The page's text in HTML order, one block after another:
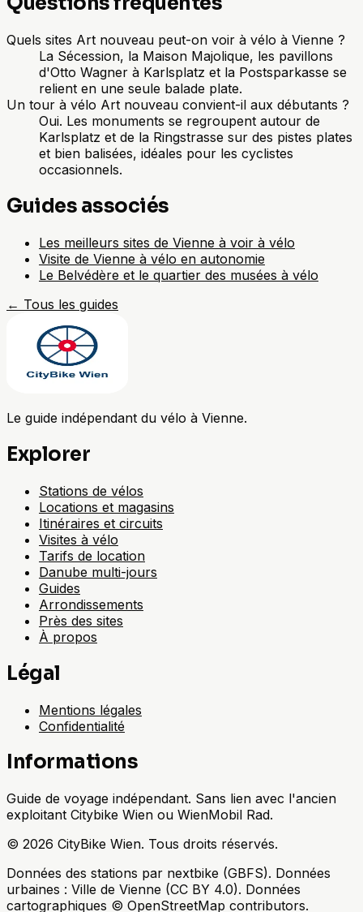
Quels sites Art nouveau peut-on voir à vélo à Vienne ?
La Sécession, la Maison Majolique, les pavillons
d'Otto Wagner à Karlsplatz et la Postsparkasse se
relient en une seule balade plate.
Un tour à vélo Art nouveau convient-il aux débutants ?
Oui. Les monuments se regroupent autour de
Karlsplatz et de la Ringstrasse sur des pistes plates
et bien balisées, idéales pour les cyclistes
occasionnels.
Guides associés
Les meilleurs sites de Vienne à voir à vélo
Visite de Vienne à vélo en autonomie
Le Belvédère et le quartier des musées à vélo
← Tous les guides
Le guide indépendant du vélo à Vienne.
Explorer
Stations de vélos
Locations et magasins
Itinéraires et circuits
Visites à vélo
Tarifs de location
Danube multi-jours
Guides
Arrondissements
Près des sites
À propos
Légal
Mentions légales
Confidentialité
Informations
Guide de voyage indépendant. Sans lien avec l'ancien
exploitant Citybike Wien ou WienMobil Rad.
© 2026 CityBike Wien. Tous droits réservés.
Données des stations par nextbike (GBFS). Données
urbaines : Ville de Vienne (CC BY 4.0). Données
cartographiques © OpenStreetMap contributors.